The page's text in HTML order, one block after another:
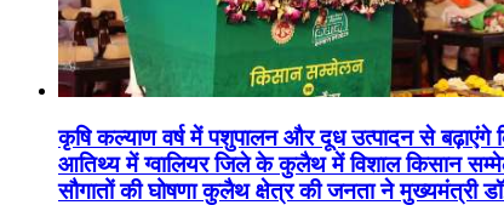
कृषि कल्याण वर्ष में पशुपालन और दूध उत्पादन से
आतिथ्य में ग्वालियर जिले के कुलैथ में विशाल किसान
सौगातों की घोषणा कुलैथ क्षेत्र की जनता ने मुख्यमंत्री